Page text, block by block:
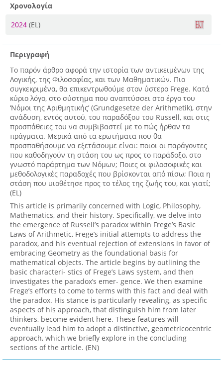
Χρονολογία
2024 (EL)
Περιγραφή
Το παρόν άρθρο αφορά την ιστορία των αντικειμένων της
Λογικής, της Φιλοσοφίας, και των Μαθηματικών. Πιο
συγκεκριμένα, θα επικεντρωθούμε στον ύστερο Frege. Κατά
κύριο λόγο, στο σύστημα που αναπτύσσει στο έργο του
‘Νόμοι της Αριθμητικής’ (Grundgesetze der Arithmetik), στην
ανάδυση, εντός αυτού, του παραδόξου του Russell, και στις
προσπάθειες του να συμβιβαστεί με το πώς ήρθαν τα
πράγματα. Μερικά από τα ερωτήματα που θα
προσπαθήσουμε να εξετάσουμε είναι: ποιοι οι παράγοντες
που καθοδηγούν τη στάση του ως προς το παράδοξο, στο
γνωστό παράρτημα των Νόμων; Ποιες οι φιλοσοφικές και
μεθοδολογικές παραδοχές που βρίσκονται από πίσω; Ποια η
στάση που υιοθέτησε προς το τέλος της ζωής του, και γιατί;
(EL)
This article is primarily concerned with Logic, Philosophy,
Mathematics, and their history. Specifically, we delve into
the emergence of Russell’s paradox within Frege’s Basic
Laws of Arithmetic, Frege’s initial attempts to address the
paradox, and his eventual rejection of extensions in favor of
embracing Geometry as the foundational basis for
mathematical objects. The article begins by outlining the
basic characteri- stics of Frege’s Laws system, and then
investigates the paradox’s emer- gence. We then examine
Frege’s efforts to come to terms with this fact and deal with
the paradox. His stance is particularly revealing, as specific
aspects of his approach, that distinguish him from later
thinkers, become evident here. These features will
eventually lead him to adopt a distinctive, geometricocentric
approach, which we briefly explore in the concluding
sections of the article. (EN)